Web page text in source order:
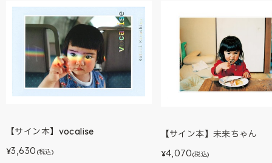
【サイン本】vocalise
¥3,630 (税込)
【サイン本】未来ちゃん
¥4,070(税込)